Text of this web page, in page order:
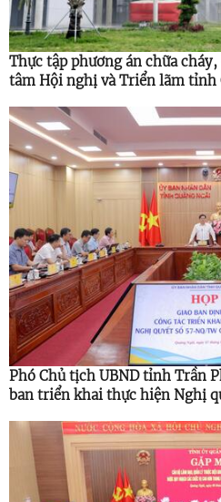
Thực tập phương án chữa
tâm Hội nghị và Triển lãm tỉnh
Phó Chủ tịch UBND tỉnh Trần
ban triển khai thực hiện Nghị